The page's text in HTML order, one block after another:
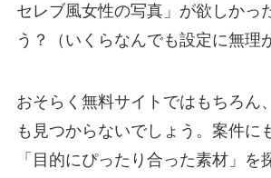
セレブ風女性の写真」が欲しかっ
う？（いくらなんでも設定に無理
おそらく無料サイトではもちろん
も見つからないでしょう。案件に
「目的にぴったり合った素材」を